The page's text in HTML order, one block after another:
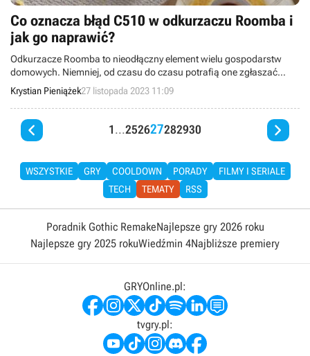
Co oznacza błąd C510 w odkurzaczu Roomba i
jak go naprawić?
Odkurzacze Roomba to nieodłączny element wielu gospodarstw
domowych. Niemniej, od czasu do czasu potrafią one zgłaszać
problemy, a jednym z nich jest błąd C510. W niniejszym artykule
sprawdzamy, co go powoduje, a także podpowiadamy, jak się z nim
uporać.
Krystian Pieniążek27 listopada 2023 11:09
 1 ...252627282930 
WSZYSTKIE GRY COOLDOWN PORADY
FILMY I SERIALE
TECH
TEMATY RSS
Poradnik Gothic RemakeNajlepsze gry 2026 roku
Najlepsze gry 2025 rokuWiedźmin 4Najbliższe premiery
GRYOnline.pl:
tvgry.pl: